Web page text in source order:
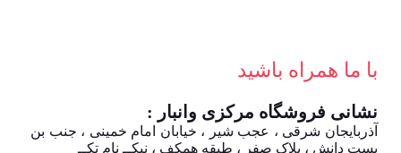
با ما همراه باشید
نشانی فروشگاه مرکزی وانبار :
آذربایجان شرقی ، عجب شیر ، خیابان امام خمینی ، جنب بن
بست دانش ، پلاک صفر ، طبقه همکف ، نیکــ نام تِکــ